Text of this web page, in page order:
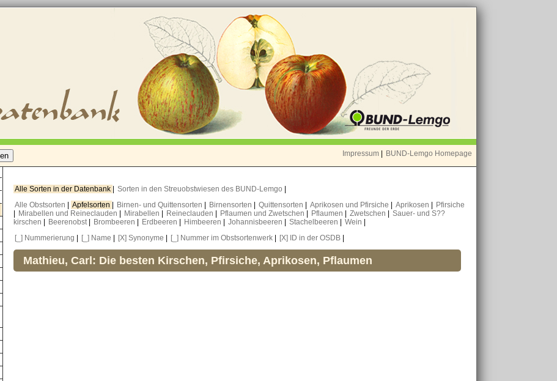
Impressum BUND-Lemgo Homepage
Alle Sorten in der Datenbank Sorten in den Streuobstwiesen des BUND-Lemgo
Alle Obstsorten
Apfelsorten Birnen- und Quittensorten Birnensorten Quittensorten Aprikosen und Pfirsiche Aprikosen
Pfirsiche
Mirabellen und Reineclauden Mirabellen Reineclauden Pflaumen und Zwetschen Pflaumen Zwetschen
Sauer- und S??
kirschen
Beerenobst Brombeeren Erdbeeren Himbeeren Johannisbeeren Stachelbeeren Wein
[_] Nummerierung
[_] Name [X] Synonyme [_] Nummer im Obstsortenwerk [X] ID in der OSDB
Mathieu, Carl: Die besten Kirschen, Pfirsiche, Aprikosen, Pflaumen